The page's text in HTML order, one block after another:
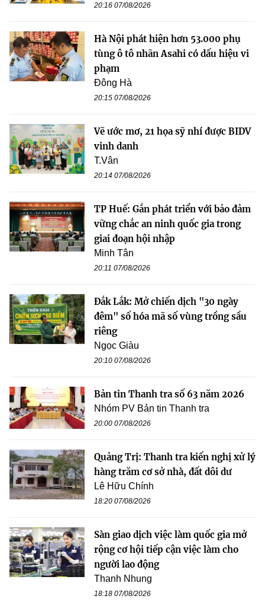
20:16 07/08/2026
Hà Nội phát hiện hơn 53.000 phụ
tùng ô tô nhãn Asahi có dấu hiệu vi
phạm
Đông Hà
20:15 07/08/2026
Vẽ ước mơ, 21 họa sỹ nhí được BIDV
vinh danh
T.Vân
20:14 07/08/2026
TP Huế: Gắn phát triển với bảo đảm
vững chắc an ninh quốc gia trong
giai đoạn hội nhập
Minh Tân
20:11 07/08/2026
Đắk Lắk: Mở chiến dịch "30 ngày
đêm" số hóa mã số vùng trồng sầu
riêng
Ngọc Giàu
20:10 07/08/2026
Bản tin Thanh tra số 63 năm 2026
Nhóm PV Bản tin Thanh tra
20:00 07/08/2026
Quảng Trị: Thanh tra kiến nghị xử lý
hàng trăm cơ sở nhà, đất dôi dư
Lê Hữu Chính
18:20 07/08/2026
Sàn giao dịch việc làm quốc gia mở
rộng cơ hội tiếp cận việc làm cho
người lao động
Thanh Nhung
18:18 07/08/2026